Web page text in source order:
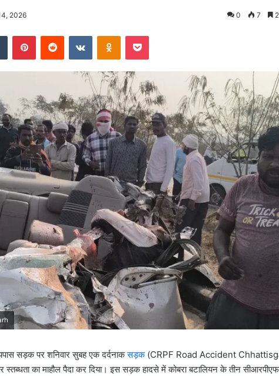
2026 0 7
Tumblr PinterestReddit VKontakteOdnoklassniki
Pocket
सड़क पर शनिवार सुबह एक दर्दनाकसड़क(CRPF Road Accident
का माहौल पैदा कर दिया। इस सड़क हादसे में कोबरा बटालियन के तीन सीआरपीएफ